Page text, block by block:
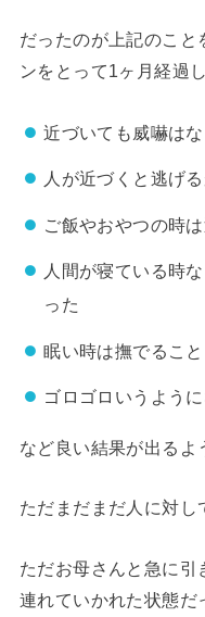
だったのが上記のこと
ンをとって1ヶ月経過
近づいても威嚇は
人が近づくと逃げ
ご飯やおやつの時
人間が寝ている時
った
眠い時は撫でるこ
ゴロゴロいうよう
など良い結果が出るよ
ただまだまだ人に対し
ただお母さんと急に引
連れていかれた状態だ